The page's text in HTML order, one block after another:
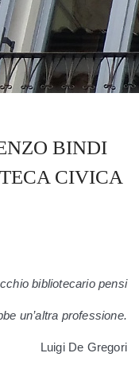
BINDI
CIVICA
bibliotecario pensi
un’altra professione.
Luigi De Gregori